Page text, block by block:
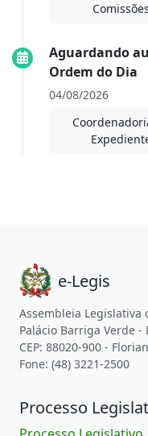
Comissões
Aguardando
Ordem do Dia
04/08/2026
e-Legis
Assembleia Legislativa
Palácio Barriga Verde -
CEP: 88020-900 -
Fone: (48) 3221-2500
Processo